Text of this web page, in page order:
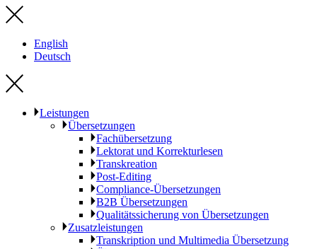
English
Deutsch
Leistungen
Übersetzungen
Fachübersetzung
Lektorat und Korrekturlesen
Transkreation
Post-Editing
Compliance-Übersetzungen
B2B Übersetzungen
Qualitätssicherung von Übersetzungen
Zusatzleistungen
Transkription und Multimedia Übersetzung